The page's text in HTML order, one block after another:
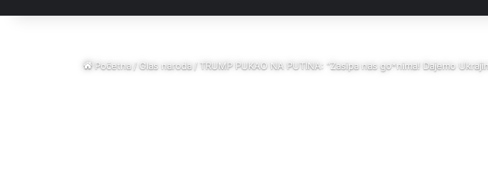
Početna/Glas naroda/ TRUMP PUKAO NA PUTINA: “Zasipa nas go*nima! Dajemo